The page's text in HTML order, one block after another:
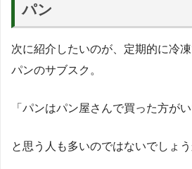
パン
次に紹介したいのが、定期的に冷
パンのサブスク。
「パンはパン屋さんで買った方がい
と思う人も多いのではないでしょう